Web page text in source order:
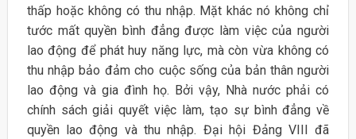
thấp hoặc không có thu nhập. Mặt khác nó không chỉ
tước mất quyền bình đẳng được làm việc của người
lao động để phát huy năng lực, mà còn vừa không có
thu nhập bảo đảm cho cuộc sống của bản thân người
lao động và gia đình họ. Bởi vậy, Nhà nước phải có
chính sách giải quyết việc làm, tạo sự bình đẳng về
quyền lao động và thu nhập. Đại hội Đảng VIII đã